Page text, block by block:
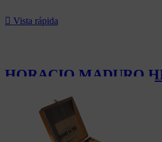
 Vista rápida
HORACIO MADURO